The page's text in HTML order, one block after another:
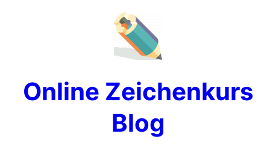
Online Zeichenkurs
Blog